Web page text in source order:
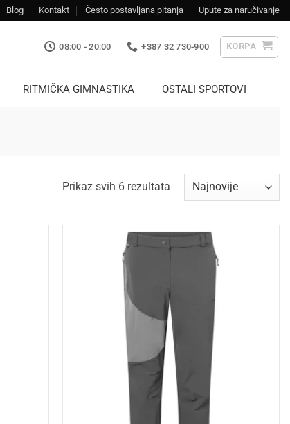
Blog Kontakt Često postavljana pitanja Upute za naručivanje
08:00 - 20:00 +387 32 730-900 KORPA
RITMIČKA GIMNASTIKA OSTALI SPORTOVI
Prikaz svih 6 rezultataSorted